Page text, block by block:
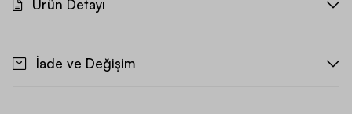
Ürün Detayı
İade ve Değişim